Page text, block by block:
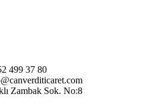
499 37 80
Zambak Sok. No:8